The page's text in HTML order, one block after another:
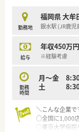
■産育休から
業です。
■離職率7.4％
■年間休日110
す！
＜薬局として
■会社内の勉強
修の他、専門別
中途社員に関し
ので未経験の方
■店舗売上に影
勤務地
福岡県 大牟
銀水駅 (JR鹿児
給与
年収450万
※経験考慮
勤務
時間
月～金
土 8:30
＼こんな企業で
○全国に1,000
○東京大学病院